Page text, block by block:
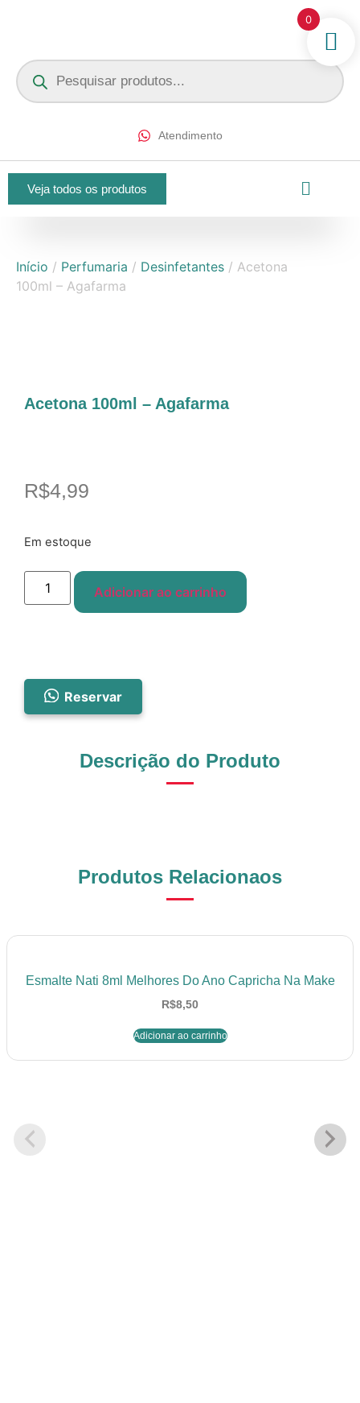
Atendimento
Veja todos os produtos
Início / Perfumaria / Desinfetantes / Acetona
100ml – Agafarma
Acetona 100ml – Agafarma
R$4,99
Em estoque
Adicionar ao carrinho
Reservar
Descrição do Produto
Produtos Relacionaos
Esmalte Nati 8ml Melhores Do Ano Capricha Na Make
R$8,50
Adicionar ao carrinho
0